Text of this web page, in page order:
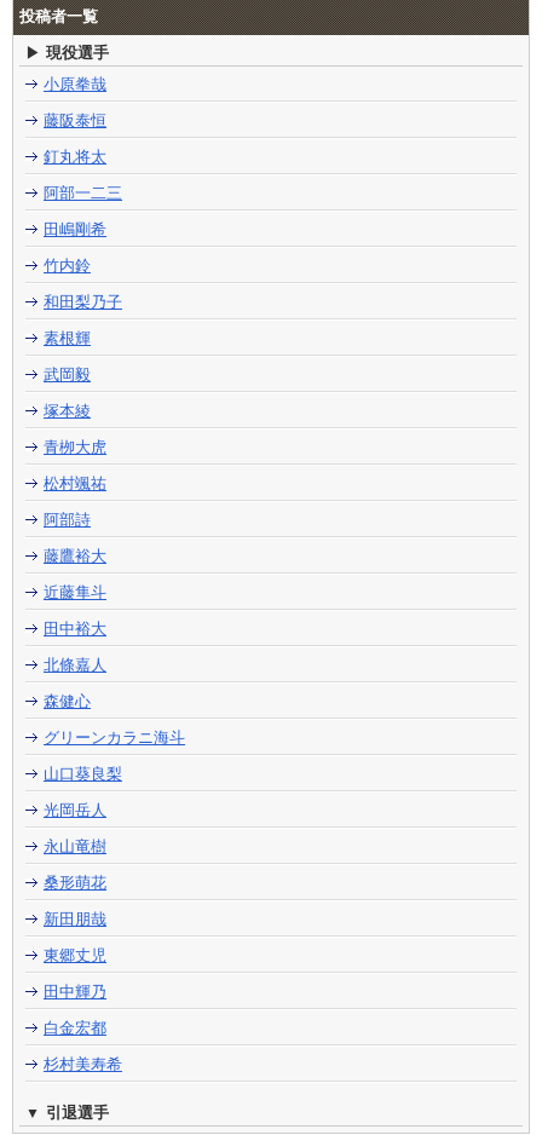
投稿者一覧
現役選手
小原拳哉
藤阪泰恒
釘丸将太
阿部一二三
田嶋剛希
竹内鈴
和田梨乃子
素根輝
武岡毅
塚本綾
青栁大虎
松村颯祐
阿部詩
藤鷹裕大
近藤隼斗
田中裕大
北條嘉人
森健心
グリーンカラニ海斗
山口葵良梨
光岡岳人
永山竜樹
桑形萌花
新田朋哉
東郷丈児
田中輝乃
白金宏都
杉村美寿希
引退選手